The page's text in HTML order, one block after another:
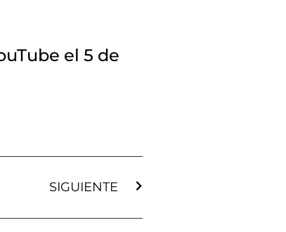
el 5 de
SIGUIENTE